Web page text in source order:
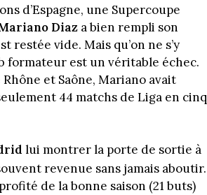
d’Espagne, une Supercoupe
Diaz a bien rempli son
vide. Mais qu’on ne s’y
formateur est un véritable échec.
et Saône, Mariano avait
44 matchs de Liga en cinq
lui montrer la porte de sortie à
revenue sans jamais aboutir.
de la bonne saison (21 buts)